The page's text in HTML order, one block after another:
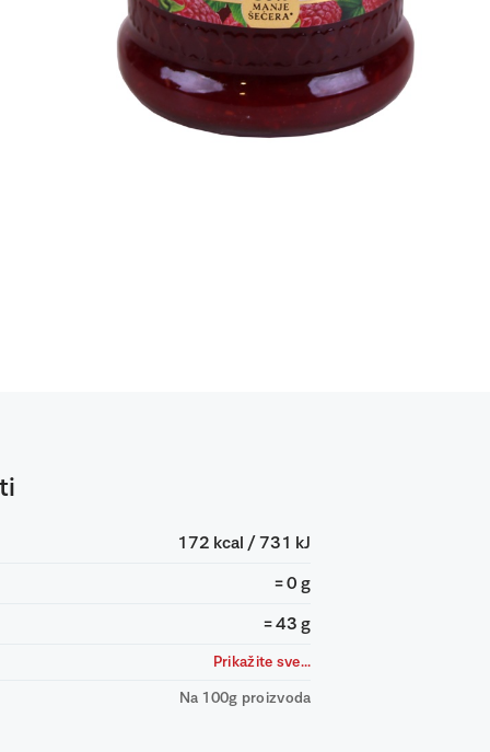
172 kcal / 731 kJ
= 0 g
= 43 g
Prikažite sve...
Na 100g proizvoda